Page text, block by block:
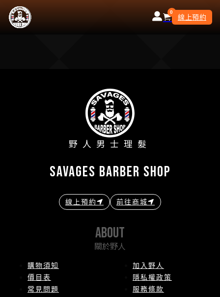
0
線上預約
野人男士理髮
savages barber shop
線上預約 前往商城
about
關於野人
購物須知
價目表
常見問題
加入野人
隱私權政策
服務條款